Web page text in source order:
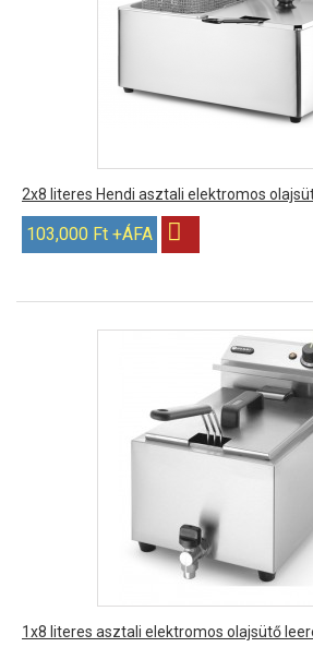
2x8 literes Hendi asztali elektromos
103,000 Ft +ÁFA
1x8 literes asztali elektromos olajsütő